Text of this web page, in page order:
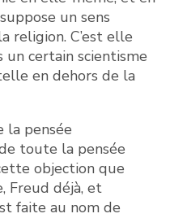
un sens
religion. C’est elle
un certain scientisme
en dehors de la
la pensée
toute la pensée
objection que
Freud déjà, et
faite au nom de